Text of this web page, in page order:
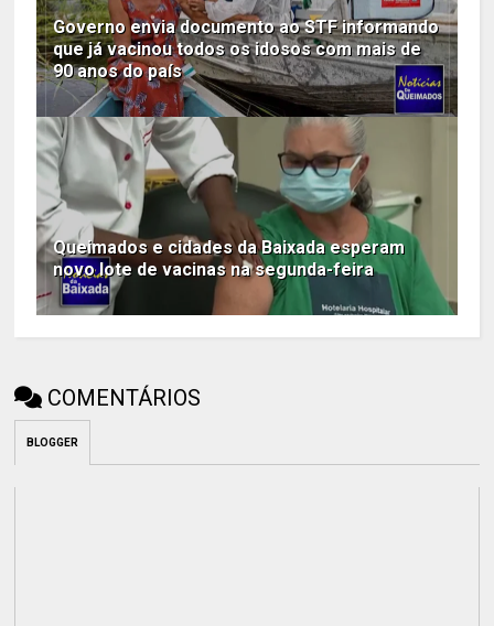
Governo envia documento ao STF informando
que já vacinou todos os idosos com mais de
90 anos do país
Queimados e cidades da Baixada esperam
novo lote de vacinas na segunda-feira
COMENTÁRIOS
BLOGGER